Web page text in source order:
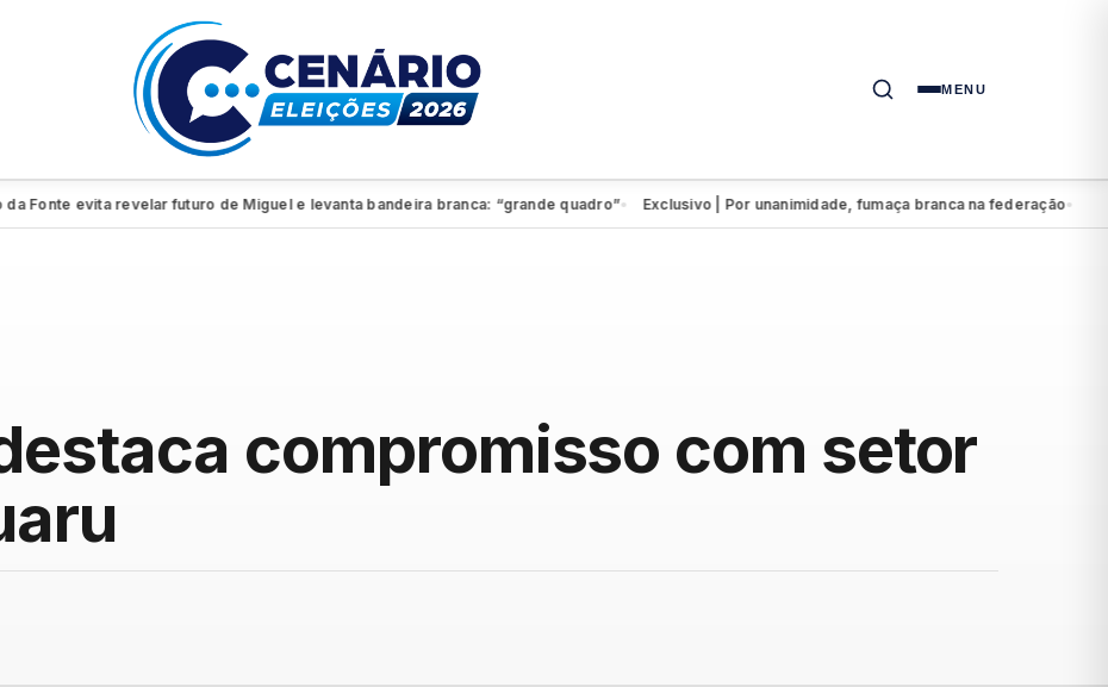
MENU
evita revelar futuro de Miguel e levanta bandeira branca: “grande quadro”● Exclusivo | Por unanimidade, fumaça branca na federação●
compromisso com setor